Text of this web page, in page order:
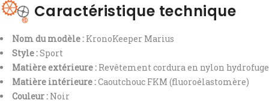
Caractéristique technique
Nom du modèle : KronoKeeper Marius
Style :Sport
Matière extérieure : Revêtement cordura en nylon hydrofuge
Matière intérieure :Caoutchouc FKM (fluoroélastomère)
Couleur : Noir